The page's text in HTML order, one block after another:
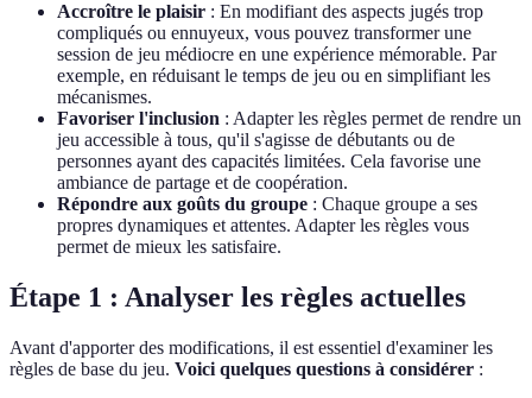
Accroître le plaisir : En modifiant des aspects jugés trop
compliqués ou ennuyeux, vous pouvez transformer une
session de jeu médiocre en une expérience mémorable. Par
exemple, en réduisant le temps de jeu ou en simplifiant les
mécanismes.
Favoriser l'inclusion : Adapter les règles permet de rendre un
jeu accessible à tous, qu'il s'agisse de débutants ou de
personnes ayant des capacités limitées. Cela favorise une
ambiance de partage et de coopération.
Répondre aux goûts du groupe : Chaque groupe a ses
propres dynamiques et attentes. Adapter les règles vous
permet de mieux les satisfaire.
Étape 1 : Analyser les règles actuelles
Avant d'apporter des modifications, il est essentiel d'examiner les
règles de base du jeu. Voici quelques questions à considérer :